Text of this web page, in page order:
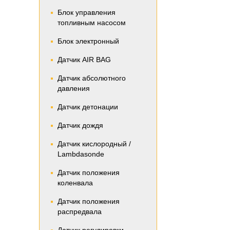
Блок управления
топливным насосом
Блок электронный
Датчик AIR BAG
Датчик абсолютного
давления
Датчик детонации
Датчик дождя
Датчик кислородный /
Lambdasonde
Датчик положения
коленвала
Датчик положения
распредвала